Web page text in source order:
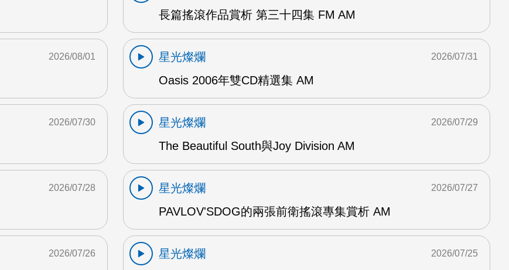
長篇搖滾作品賞析 第三十四集 FM AM
2026/08/01
星光燦爛
Oasis 2006年雙CD精選集 AM
2026/07/31
2026/07/30
星光燦爛
The Beautiful South與Joy Division AM
2026/07/29
2026/07/28
星光燦爛
PAVLOV'SDOG的兩張前衛搖滾專集賞析 AM
2026/07/27
2026/07/26
星光燦爛
2026/07/25